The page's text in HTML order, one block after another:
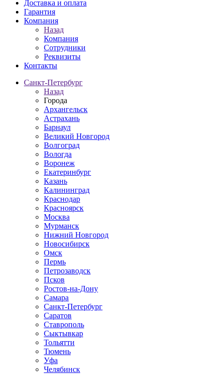
Доставка и оплата
Гарантия
Компания
Назад
Компания
Сотрудники
Реквизиты
Контакты
Санкт-Петербург
Назад
Города
Архангельск
Астрахань
Барнаул
Великий Новгород
Волгоград
Вологда
Воронеж
Екатеринбург
Казань
Калининград
Краснодар
Красноярск
Москва
Мурманск
Нижний Новгород
Новосибирск
Омск
Пермь
Петрозаводск
Псков
Ростов-на-Дону
Самара
Санкт-Петербург
Саратов
Ставрополь
Сыктывкар
Тольятти
Тюмень
Уфа
Челябинск